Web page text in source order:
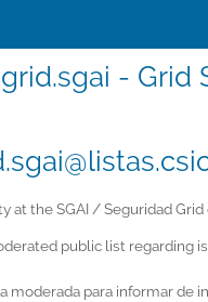
- Grid
at the SGAI / Seguridad Grid
public list regarding
moderada para informar de